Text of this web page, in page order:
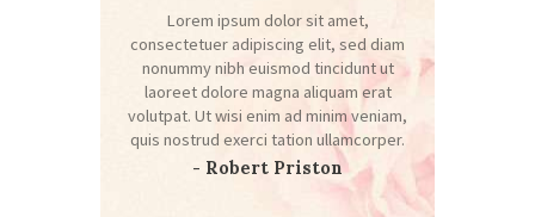
Lorem ipsum dolor sit amet,
consectetuer adipiscing elit, sed diam
nonummy nibh euismod tincidunt ut
laoreet dolore magna aliquam erat
volutpat. Ut wisi enim ad minim veniam,
quis nostrud exerci tation ullamcorper.
- Robert Priston